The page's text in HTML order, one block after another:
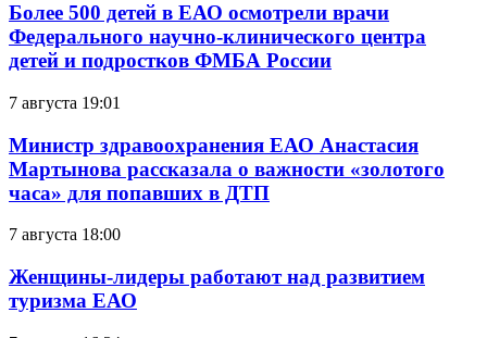
Более 500 детей в ЕАО осмотрели врачи
Федерального научно-клинического центра
детей и подростков ФМБА России
7 августа 19:01
Министр здравоохранения ЕАО Анастасия
Мартынова рассказала о важности «золотого
часа» для попавших в ДТП
7 августа 18:00
Женщины-лидеры работают над развитием
туризма ЕАО